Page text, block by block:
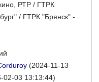
РТР / ГТРК
/ ГТРК "Брянск" -
(2024-11-13
02-03 13:13:44)